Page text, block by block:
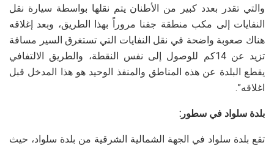
والتي تقدر بعدد كبير من الأطنان يتم نقلها بواسطة سيارة نقل
النفايات إلى مكب منطقة جفنا مروراً بهذا الطريق، وبعد إغلاقه
هناك صعوبة واضحة في نقل النفايات التي تستغرق السير مسافة
تزيد عن 14كم للوصول إلى نفس النقطة، والطريق الالتفافي
يقطع البلدة عن هذه المناطق والمنفذ الوحيد هو هذا المدخل قبل
اغلاقه”.
بلدة سلواد في سطور:
تقع بلدة سلواد في الجهة الشمالية الشرقية من بلدة سلواد، حيث